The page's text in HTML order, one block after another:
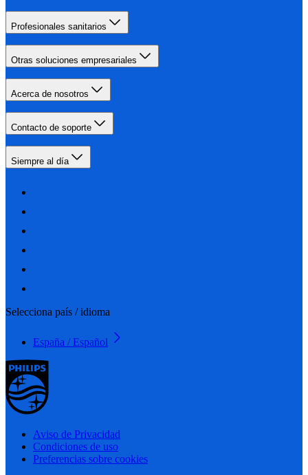
Profesionales sanitarios
Otras soluciones empresariales
Acerca de nosotros
Contacto de soporte
Siempre al día
Selecciona país / idioma
España / Español
Aviso de Privacidad
Condiciones de uso
Preferencias sobre cookies